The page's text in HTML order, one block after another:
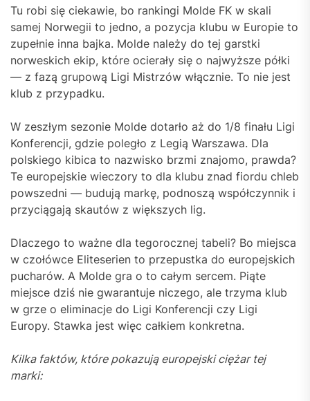
Tu robi się ciekawie, bo rankingi Molde FK w skali
samej Norwegii to jedno, a pozycja klubu w Europie to
zupełnie inna bajka. Molde należy do tej garstki
norweskich ekip, które ocierały się o najwyższe półki
— z fazą grupową Ligi Mistrzów włącznie. To nie jest
klub z przypadku.
W zeszłym sezonie Molde dotarło aż do 1/8 finału Ligi
Konferencji, gdzie poległo z Legią Warszawa. Dla
polskiego kibica to nazwisko brzmi znajomo, prawda?
Te europejskie wieczory to dla klubu znad fiordu chleb
powszedni — budują markę, podnoszą współczynnik i
przyciągają skautów z większych lig.
Dlaczego to ważne dla tegorocznej tabeli? Bo miejsca
w czołówce Eliteserien to przepustka do europejskich
pucharów. A Molde gra o to całym sercem. Piąte
miejsce dziś nie gwarantuje niczego, ale trzyma klub
w grze o eliminacje do Ligi Konferencji czy Ligi
Europy. Stawka jest więc całkiem konkretna.
Kilka faktów, które pokazują europejski ciężar tej
marki: